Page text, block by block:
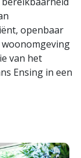
openbaar
van het
Ensing in een